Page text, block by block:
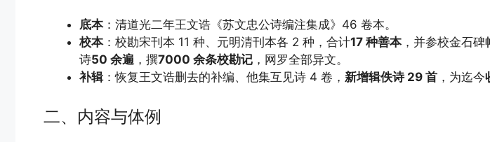
底本：清道光二年王文诰《苏文忠公诗编注集成》46 卷本。
校本：校勘宋刊本 11 种、元明清刊本各 2 种，合计17 种善本，并参校金石碑
诗50 余遍 ，撰7000 余条校勘记 ，网罗全部异文。
补辑：恢复王文诰删去的补编、他集互见诗 4 卷， 新增辑佚诗 29 首 ，为迄今
二、内容与体例